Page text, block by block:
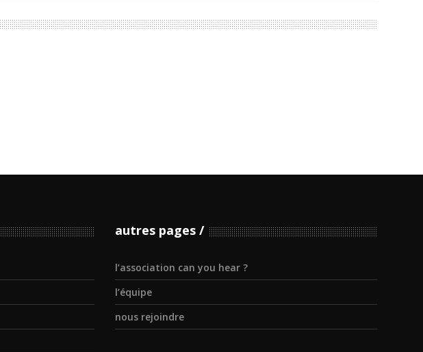
autres pages
l’association can you hear ?
l’équipe
nous rejoindre